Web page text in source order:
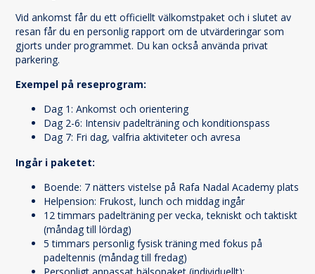
Vid ankomst får du ett officiellt välkomstpaket och i slutet av
resan får du en personlig rapport om de utvärderingar som
gjorts under programmet. Du kan också använda privat
parkering.
Exempel på reseprogram:
Dag 1: Ankomst och orientering
Dag 2-6: Intensiv padelträning och konditionspass
Dag 7: Fri dag, valfria aktiviteter och avresa
Ingår i paketet:
Boende: 7 nätters vistelse på Rafa Nadal Academy plats
Helpension: Frukost, lunch och middag ingår
12 timmars padelträning per vecka, tekniskt och taktiskt
(måndag till lördag)
5 timmars personlig fysisk träning med fokus på
padeltennis (måndag till fredag)